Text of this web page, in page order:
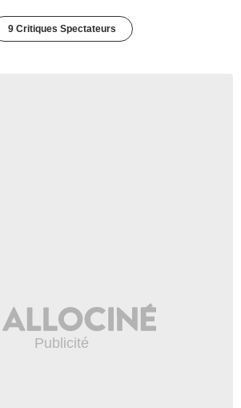
9 Critiques Spectateurs